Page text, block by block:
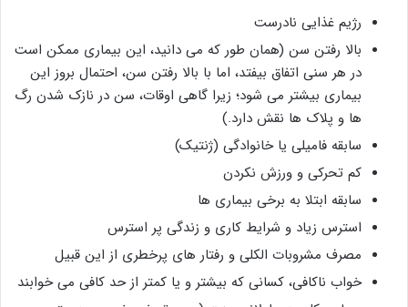
رژیم غذایی نادرست
بالا رفتن سن (همان طور که می دانید، این بیماری ممکن است
در هر سنی اتفاق بیفتد، اما با بالا رفتن سن، احتمال بروز این
بیماری بیشتر می شود؛ زیرا گاهی اوقات، سن در نازک شدن رگ
ها و پلاک ها نقش دارد.)
سابقه فامیلی یا خانوادگی (ژنتیک)
کم تحرکی و ورزش نکردن
سابقه ابتلا به برخی بیماری ها
استرس زیاد و شرایط کاری و زندگی پر استرس
مصرف مشروبات الکلی و رفتار های پرخطری از این قبیل
خواب ناکافی، کسانی که بیشتر و یا کمتر از حد کافی می خوابند